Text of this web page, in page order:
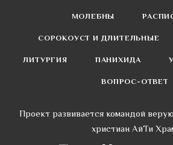
МОЛЕБНЫ
СОРОКОУСТ И ДЛИТЕЛЬНЫЕ
ЛИТУРГИЯ
ПАНИХИДА
ВОПРОС-ОТВЕТ
Проект развивается командой
христиан АйТи